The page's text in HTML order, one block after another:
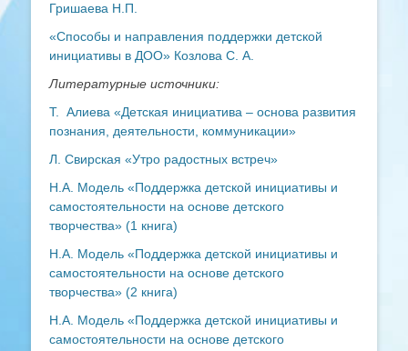
Гришаева Н.П.
«Способы и направления поддержки детской
инициативы в ДОО» Козлова С. А.
Литературные источники:
Т. Алиева «Детская инициатива – основа развития
познания, деятельности, коммуникации»
Л. Свирская «Утро радостных встреч»
Н.А. Модель «Поддержка детской инициативы и
самостоятельности на основе детского
творчества» (1 книга)
Н.А. Модель «Поддержка детской инициативы и
самостоятельности на основе детского
творчества» (2 книга)
Н.А. Модель «Поддержка детской инициативы и
самостоятельности на основе детского